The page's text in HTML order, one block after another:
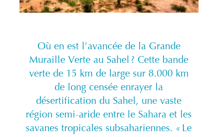
Où en est l’avancée de la Grande
Muraille Verte au Sahel ? Cette bande
verte de 15 km de large sur 8.000 km
de long censée enrayer la
désertification du Sahel, une vaste
région semi-aride entre le Sahara et les
savanes tropicales subsahariennes. « Le